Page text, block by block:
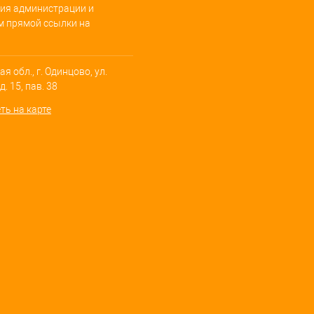
администрации и
прямой ссылки на
обл., г. Одинцово, ул.
15, пав. 38
на карте